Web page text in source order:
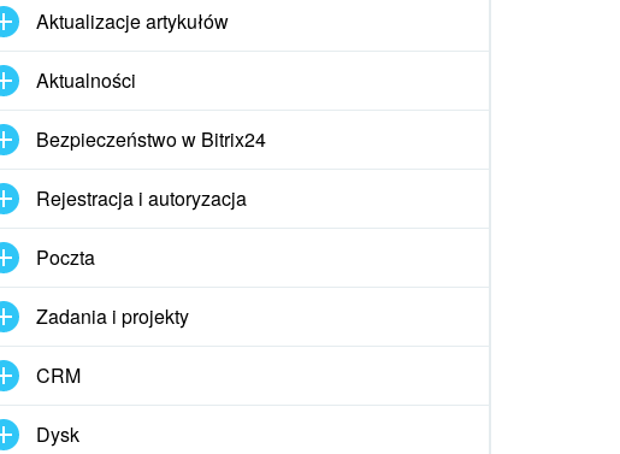
Aktualizacje artykułów
Aktualności
Bezpieczeństwo w Bitrix24
Rejestracja i autoryzacja
Poczta
Zadania i projekty
CRM
Dysk